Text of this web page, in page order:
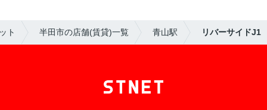
ト 半田市の店舗(賃貸)一覧 青山駅 リバーサイドJ1